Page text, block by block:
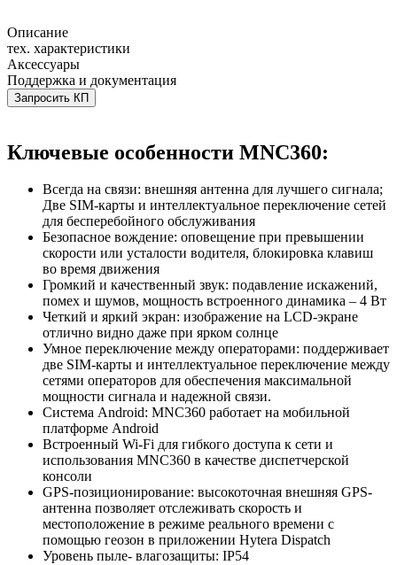
Описание
тех. характеристики
Аксессуары
Поддержка и документация
Запросить КП
Ключевые особенности MNC360:
Всегда на связи: внешняя антенна для лучшего сигнала;
Две SIM-карты и интеллектуальное переключение сетей
для бесперебойного обслуживания
Безопасное вождение: оповещение при превышении
скорости или усталости водителя, блокировка клавиш
во время движения
Громкий и качественный звук: подавление искажений,
помех и шумов, мощность встроенного динамика – 4 Вт
Четкий и яркий экран: изображение на LCD-экране
отлично видно даже при ярком солнце
Умное переключение между операторами: поддерживает
две SIM-карты и интеллектуальное переключение между
сетями операторов для обеспечения максимальной
мощности сигнала и надежной связи.
Система Android: MNC360 работает на мобильной
платформе Android
Встроенный Wi-Fi для гибкого доступа к сети и
использования MNC360 в качестве диспетчерской
консоли
GPS-позиционирование: высокоточная внешняя GPS-
антенна позволяет отслеживать скорость и
местоположение в режиме реального времени с
помощью геозон в приложении Hytera Dispatch
Уровень пыле- влагозащиты: IP54